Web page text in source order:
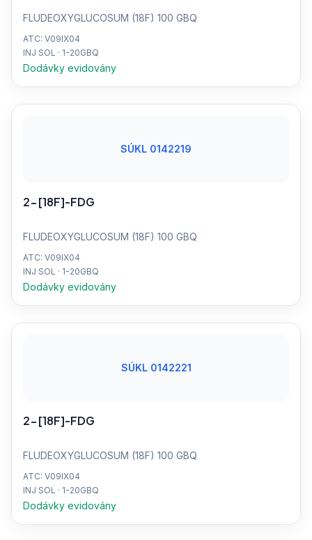
FLUDEOXYGLUCOSUM (18F) 100 GBQ
ATC: V09IX04
INJ SOL · 1-20GBQ
Dodávky evidovány
SÚKL 0142219
2-[18F]-FDG
FLUDEOXYGLUCOSUM (18F) 100 GBQ
ATC: V09IX04
INJ SOL · 1-20GBQ
Dodávky evidovány
SÚKL 0142221
2-[18F]-FDG
FLUDEOXYGLUCOSUM (18F) 100 GBQ
ATC: V09IX04
INJ SOL · 1-20GBQ
Dodávky evidovány